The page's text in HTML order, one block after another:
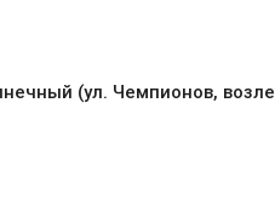
(ул. Чемпионов, возле